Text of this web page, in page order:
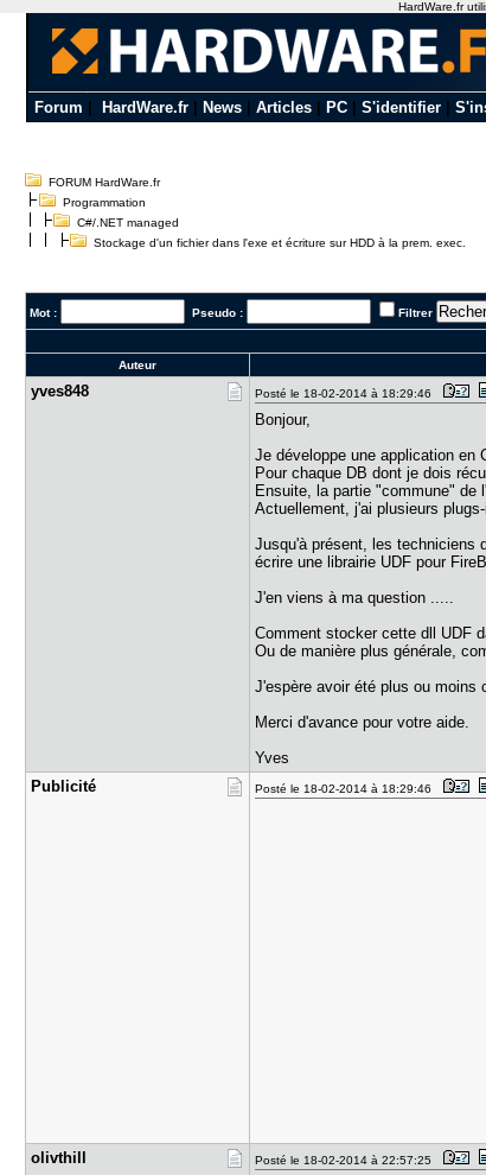
Forum HardWare.fr| News| Articles| PC| S'identifier|
FORUM HardWare.fr
Programmation
C#/.NET managed
Stockage d'un fichier dans l'exe et écriture sur HDD à la prem. exec.
Mot : Pseudo : Filtrer
Auteur
yves848 Posté le 18-02-2014 à 18:29:46
Bonjour,
Je développe une application en
Pour chaque DB dont je dois
Ensuite, la partie "commune"
Actuellement, j'ai plusieurs
Jusqu'à présent, les techniciens
écrire une librairie UDF pour
J'en viens à ma question .....
Comment stocker cette dll UDF
Ou de manière plus générale,
J'espère avoir été plus ou moins
Merci d'avance pour votre aide.
Yves
Publicité
Posté le 18-02-2014 à 18:29:46
olivthill Posté le 18-02-2014 à 22:57:25
HardWare.fr